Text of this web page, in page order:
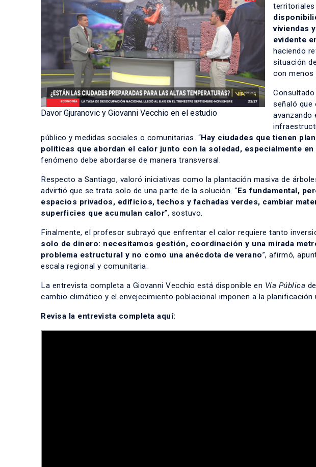
Davor Gjuranovic y Giovanni Vecchio en el estudio
territoriales
viviendas
evidente
haciendo
situación
con menos
señaló que
avanzando
público y medidas sociales o comunitarias. “Hay ciudades que tienen
políticas que abordan el calor junto con la soledad, especialmente
fenómeno debe abordarse de manera transversal.
Respecto a Santiago, valoró iniciativas como la plantación masiva de
advirtió que se trata solo de una parte de la solución. “Es fundamental,
espacios privados, edificios, techos y fachadas verdes, cambiar
superficies que acumulan calor”, sostuvo.
Finalmente, el profesor subrayó que enfrentar el calor requiere tanto
solo de dinero: necesitamos gestión, coordinación y una mirada
problema estructural y no como una anécdota de verano”, afirmó,
escala regional y comunitaria.
La entrevista completa a Giovanni Vecchio está disponible en Vía Pública
cambio climático y el envejecimiento poblacional imponen a la planificación
Revisa la entrevista completa aquí: